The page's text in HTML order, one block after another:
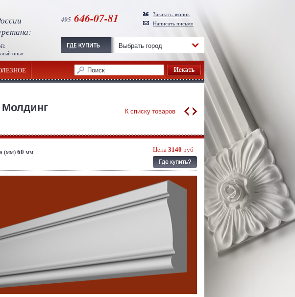
опыт
495 646-07-81
Заказать звонок
Написать письмо
Выбрать город
К списку товаров
(мм) 60 мм Цена 3140 руб